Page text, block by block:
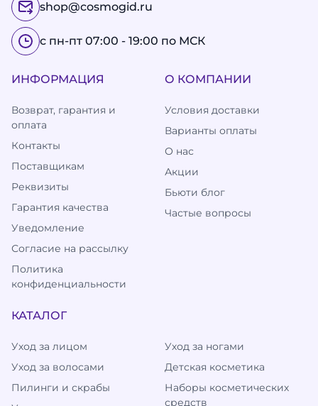
shop@cosmogid.ru
с пн-пт 07:00 - 19:00 по МСК
ИНФОРМАЦИЯ
Возврат, гарантия и
оплата
Контакты
Поставщикам
Реквизиты
Гарантия качества
Уведомление
Согласие на рассылку
Политика
конфиденциальности
КАТАЛОГ
Уход за лицом
Уход за волосами
Пилинги и скрабы
Уход за ногами
Детская косметика
Наборы косметических
средств
О КОМПАНИИ
Условия доставки
Варианты оплаты
О нас
Акции
Бьюти блог
Частые вопросы